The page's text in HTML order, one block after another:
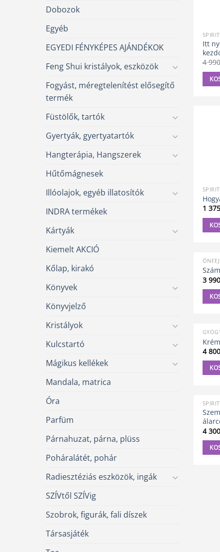
Dobozok
Egyéb
EGYEDI FÉNYKÉPES AJÁNDÉKOK
Feng Shui kristályok, eszközök
Fogyást, méregtelenítést elősegítő
termék
Füstölők, tartók
Gyertyák, gyertyatartók
Hangterápia, Hangszerek
Hűtőmágnesek
Illóolajok, egyéb illatosítók
INDRA termékek
Kártyák
Kiemelt AKCIÓ
Kőlap, kirakó
Könyvek
Könyvjelző
Kristályok
Kulcstartó
Mágikus kellékek
Mandala, matrica
Óra
Parfüm
Párnahuzat, párna, plüss
Poháralátét, pohár
Radiesztéziás eszközök, ingák
SZÍVtől SZÍVig
Szobrok, figurák, fali díszek
Társasjáték
Itt
4
1 375
3 990
4 800
4 300